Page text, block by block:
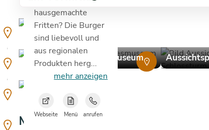
copyright
25.7
°C
copyright
Webseite Menü
copyright
Webseite
Highlights
copyrightBadisches Landesmuseum copyright
Mittagessen
hausgemachte
Fritten? Die Burger
sind liebevoll und
aus regionalen
Produkten herg...
mehr anzeigen
Webseite Menü anrufen